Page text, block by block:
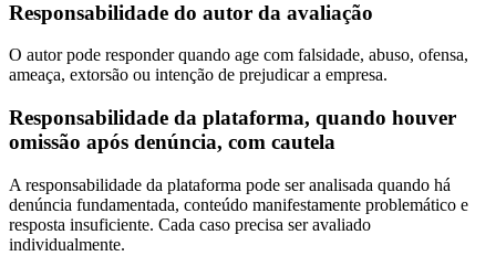
Responsabilidade do autor da avaliação
O autor pode responder quando age com falsidade, abuso, ofensa,
ameaça, extorsão ou intenção de prejudicar a empresa.
Responsabilidade da plataforma, quando houver
omissão após denúncia, com cautela
A responsabilidade da plataforma pode ser analisada quando há
denúncia fundamentada, conteúdo manifestamente problemático e
resposta insuficiente. Cada caso precisa ser avaliado
individualmente.